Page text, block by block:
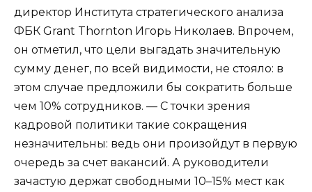
директор Института стратегического анализа
ФБК Grant Thornton Игорь Николаев. Впрочем,
он отметил, что цели выгадать значительную
сумму денег, по всей видимости, не стояло: в
этом случае предложили бы сократить больше
чем 10% сотрудников. — С точки зрения
кадровой политики такие сокращения
незначительны: ведь они произойдут в первую
очередь за счет вакансий. А руководители
зачастую держат свободными 10–15% мест как